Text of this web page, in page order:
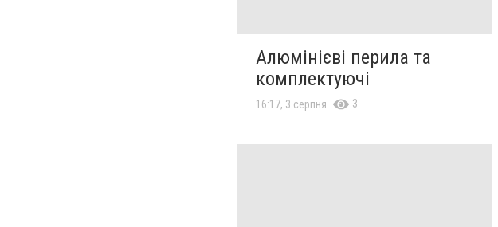
Алюмінієві перила та
комплектуючі
16:17, 3 серпня 3